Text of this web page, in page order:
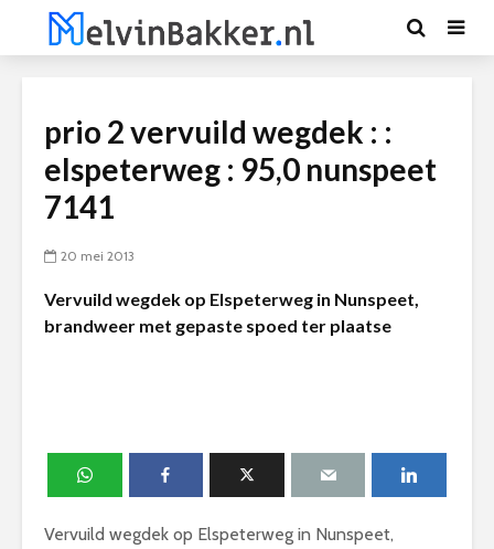
prio 2 vervuild wegdek : :
elspeterweg : 95,0 nunspeet
7141
20 mei 2013
Vervuild wegdek op Elspeterweg in Nunspeet,
brandweer met gepaste spoed ter plaatse
Vervuild wegdek op Elspeterweg in Nunspeet,